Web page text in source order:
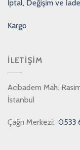
İptal, Değişim ve
Kargo
İLETIŞIM
Acıbadem Mah.
İstanbul
Çağrı Merkezi: 0533